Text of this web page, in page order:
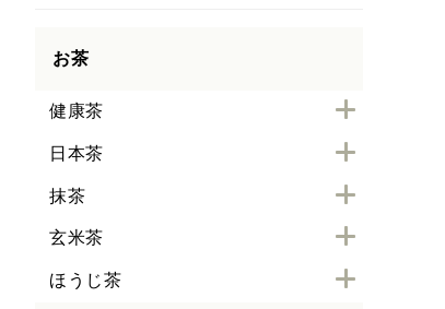
お茶
健康茶
日本茶
抹茶
玄米茶
ほうじ茶